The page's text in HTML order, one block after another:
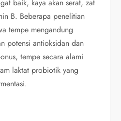
baik, kaya akan serat, zat
B. Beberapa penelitian
tempe mengandung
potensi antioksidan dan
tempe secara alami
laktat probiotik yang